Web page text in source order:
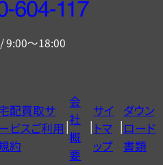
9:00～18:00
配買取サ
ビスご利用
約
会
社
概
要
サイ
トマ
ップ
ダウン
ロード
書類